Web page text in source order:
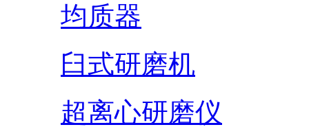
均质器
臼式研磨机
超离心研磨仪